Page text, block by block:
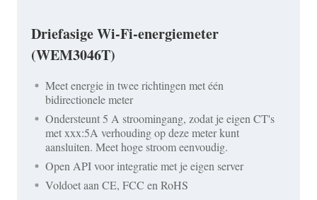
Driefasige Wi-Fi-energiemeter
(WEM3046T)
Meet energie in twee richtingen met één
bidirectionele meter
Ondersteunt 5 A stroomingang, zodat je eigen CT's
met xxx:5A verhouding op deze meter kunt
aansluiten. Meet hoge stroom eenvoudig.
Open API voor integratie met je eigen server
Voldoet aan CE, FCC en RoHS